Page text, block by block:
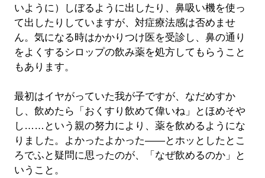
いように）しぼるように出したり、鼻吸い機を使っ
て出したりしていますが、対症療法感は否めませ
ん。気になる時はかかりつけ医を受診し、鼻の通り
をよくするシロップの飲み薬を処方してもらうこと
もあります。
最初はイヤがっていた我が子ですが、なだめすか
し、飲めたら「おくすり飲めて偉いね」とほめそや
し……という親の努力により、薬を飲めるようにな
りました。よかったよかった――とホッとしたとこ
ろでふと疑問に思ったのが、「なぜ飲めるのか」と
いうこと。